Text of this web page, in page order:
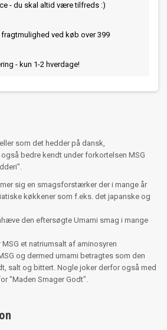
- du skal altid være tilfreds :)
fragtmulighed ved køb over 399
- kun 1-2 hverdage!
som det hedder på dansk,
bedre kendt under forkortelsen MSG
sig en smagsforstærker der i mange år
køkkener som f.eks. det japanske og
den eftersøgte Umami smag i mange
et natriumsalt af aminosyren
og dermed umami betragtes som den
salt og bittert. Nogle joker derfor også med
"Maden Smager Godt".